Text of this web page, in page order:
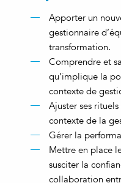
Apporter un
gestionnaire
transformation.
Comprendre et
qu’implique la
contexte de
Ajuster ses
contexte de la
Gérer la
Mettre en place
susciter la
collaboration